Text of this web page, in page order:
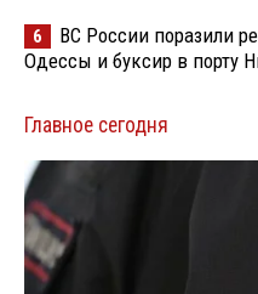
6
ВС России поразили
Одессы и буксир в порту
Главное сегодня